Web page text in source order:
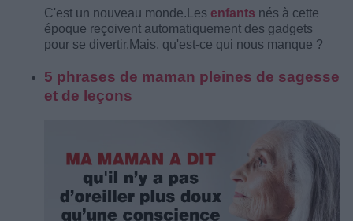
C'est un nouveau monde. Les enfants nés à cette
époque reçoivent automatiquement des gadgets
pour se divertir. Mais, qu'est-ce qui nous manque ?
5 phrases de maman pleines de sagesse
et de leçons